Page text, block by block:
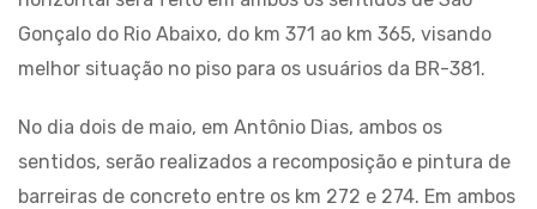
Gonçalo do Rio Abaixo, do km 371 ao km 365, visando
melhor situação no piso para os usuários da BR-381.
No dia dois de maio, em Antônio Dias, ambos os
sentidos, serão realizados a recomposição e pintura de
barreiras de concreto entre os km 272 e 274. Em ambos